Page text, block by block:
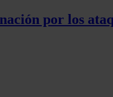
por los